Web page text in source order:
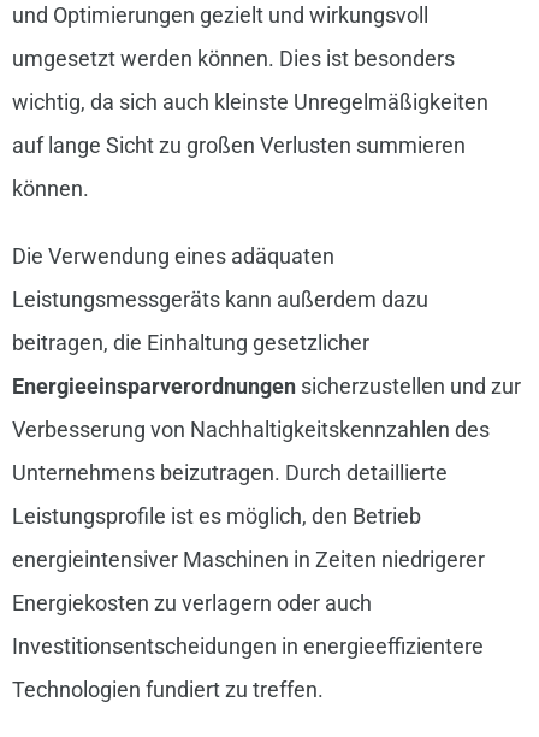
und Optimierungen gezielt und wirkungsvoll
umgesetzt werden können. Dies ist besonders
wichtig, da sich auch kleinste Unregelmäßigkeiten
auf lange Sicht zu großen Verlusten summieren
können.
Die Verwendung eines adäquaten
Leistungsmessgeräts kann außerdem dazu
beitragen, die Einhaltung gesetzlicher
Energieeinsparverordnungensicherzustellen und zur
Verbesserung von Nachhaltigkeitskennzahlen des
Unternehmens beizutragen. Durch detaillierte
Leistungsprofile ist es möglich, den Betrieb
energieintensiver Maschinen in Zeiten niedrigerer
Energiekosten zu verlagern oder auch
Investitionsentscheidungen in energieeffizientere
Technologien fundiert zu treffen.